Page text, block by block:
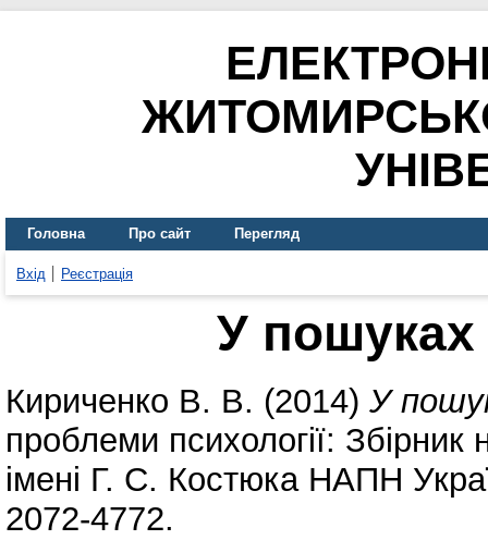
Головна Про сайт Перегляд
Вхід Реєстрація
У пошуках
Кириченко В. В. (2014) У
проблеми психології: Збірник
імені Г. С. Костюка НАПН
2072-4772.